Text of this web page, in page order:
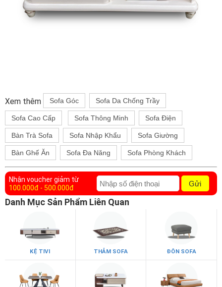
Xem thêm Sofa Góc Sofa Da Chống Trầy
Sofa Cao Cấp Sofa Thông Minh Sofa Điện
Bàn Trà Sofa Sofa Nhập Khẩu Sofa Giường
Bàn Ghế Ăn Sofa Đa Năng Sofa Phòng Khách
Nhận voucher giảm từ
100.000đ - 500.000đ
Gửi
Danh Mục Sản Phẩm Liên Quan
KỆ TIVI THẢM SOFA ĐÔN SOFA